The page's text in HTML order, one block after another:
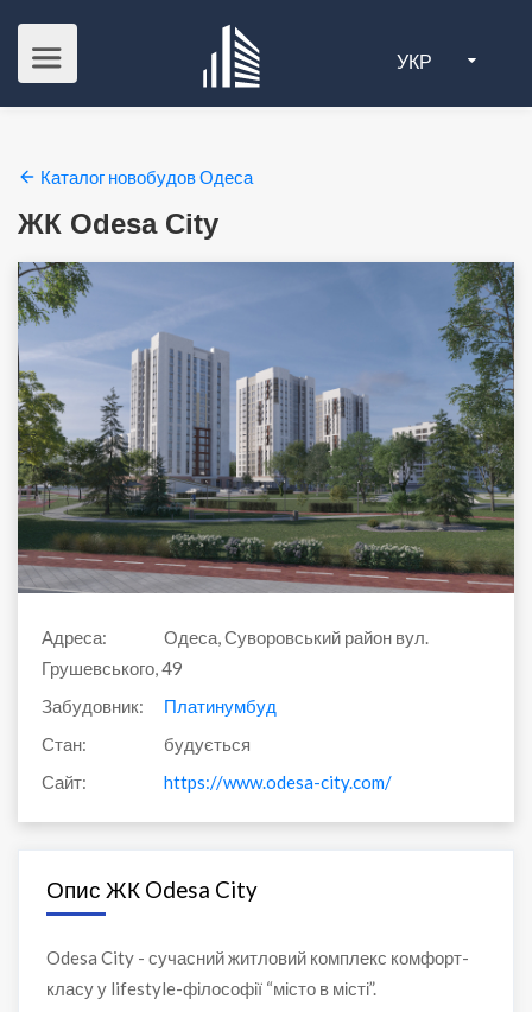
УКР
Каталог новобудов Одеса
ЖК Odesa City
Адреса:
Одеса, Суворовський район вул.
Грушевського, 49
Забудовник:
Платинумбуд
Стан:
будується
Сайт:
https://www.odesa-city.com/
Опис ЖК Odesa City
Odesa City - сучасний житловий комплекс комфорт-
класу у lifestyle-філософії “місто в місті”.